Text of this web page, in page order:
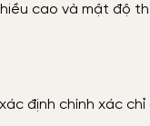
cao và mật độ
định chính xác